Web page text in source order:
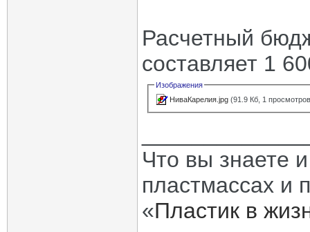
Расчетный
составляет 1
Изображения
НиваКарелия.jpg (91.9 Кб, 1
Что вы знаете
пластмассах и
«Пластик в